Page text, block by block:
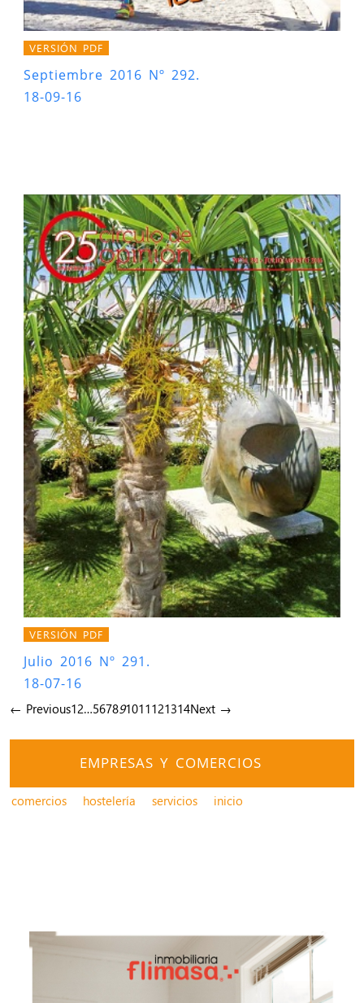
VERSIÓN PDF
Septiembre 2016 Nº 292.
18-09-16
VERSIÓN PDF
Julio 2016 Nº 291.
18-07-16
← Previous12…567891011121314Next →
EMPRESAS Y COMERCIOS
comercios hostelería servicios inicio